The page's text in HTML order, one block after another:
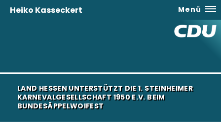
Heiko Kasseckert Menü
LAND HESSEN UNTERSTÜTZT DIE 1. STEINHEIMER
KARNEVALGESELLSCHAFT 1950 E.V. BEIM
BUNDESÄPPELWOIFEST